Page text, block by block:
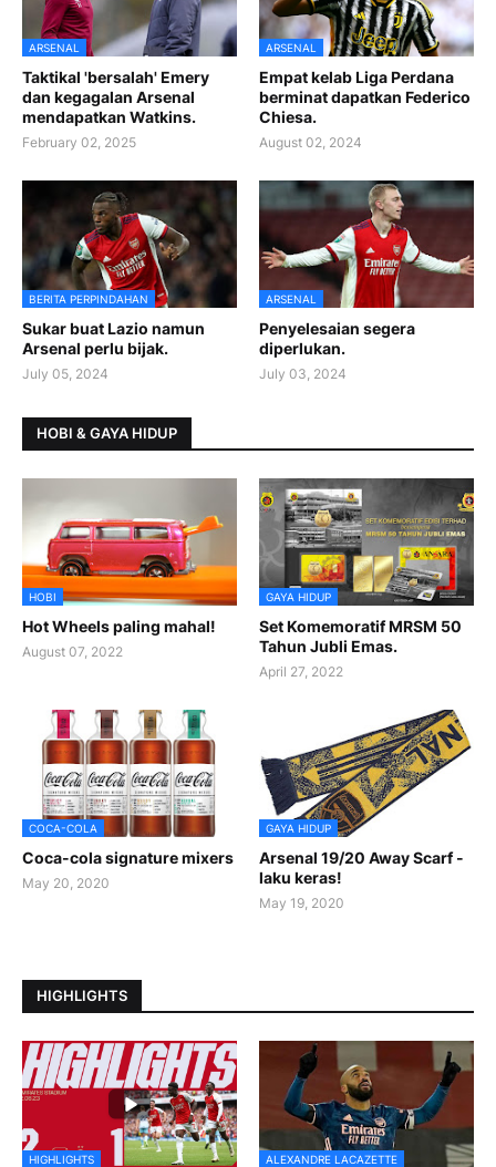
ARSENAL
Taktikal 'bersalah' Emery
dan kegagalan Arsenal
mendapatkan Watkins.
February 02, 2025
ARSENAL
Empat kelab Liga Perdana
berminat dapatkan Federico
Chiesa.
August 02, 2024
BERITA PERPINDAHAN
Sukar buat Lazio namun
Arsenal perlu bijak.
July 05, 2024
ARSENAL
Penyelesaian segera
diperlukan.
July 03, 2024
HOBI & GAYA HIDUP
HOBI
Hot Wheels paling mahal!
August 07, 2022
GAYA HIDUP
Set Komemoratif MRSM 50
Tahun Jubli Emas.
April 27, 2022
COCA-COLA
Coca-cola signature mixers
May 20, 2020
GAYA HIDUP
Arsenal 19/20 Away Scarf -
laku keras!
May 19, 2020
HIGHLIGHTS
HIGHLIGHTS ALEXANDRE LACAZETTE